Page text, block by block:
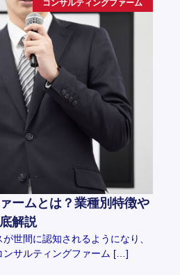
コンサルティングファーム
ームとは？業種別特徴や
解説
世間に認知されるようになり、
ンサルティングファーム […]